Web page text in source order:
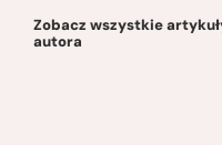
Zobacz wszystkie
autora